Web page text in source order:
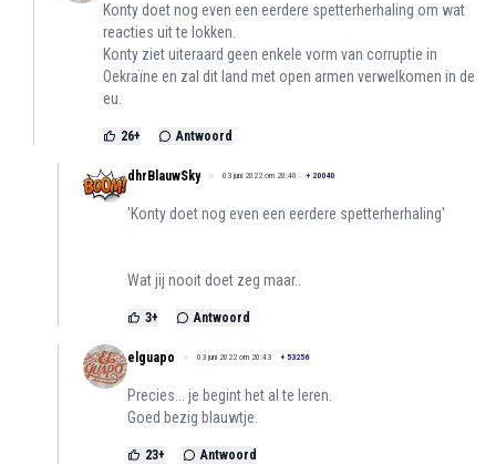
Konty doet nog even een eerdere spetterherhaling om wat
reacties uit te lokken.
Konty ziet uiteraard geen enkele vorm van corruptie in
Oekraïne en zal dit land met open armen verwelkomen in de
eu.
26+ Antwoord
dhrBlauwSky 03 juni 2022 om 20:40 + 20040
'Konty doet nog even een eerdere spetterherhaling'
Wat jij nooit doet zeg maar..
3+ Antwoord
elguapo 03 juni 2022 om 20:43 + 53256
Precies... je begint het al te leren.
Goed bezig blauwtje.
23+ Antwoord